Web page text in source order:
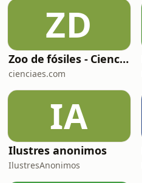
ZD
Zoo de fósiles - Cienciaes.com
cienciaes.com
IA
Ilustres anonimos
IlustresAnonimos